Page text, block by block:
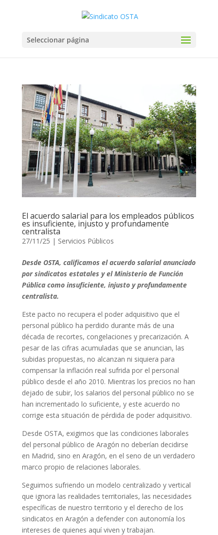
Seleccionar página
El acuerdo salarial para los empleados públicos
es insuficiente, injusto y profundamente
centralista
27/11/25 | Servicios Públicos
Desde OSTA, calificamos el acuerdo salarial anunciado
por sindicatos estatales y el Ministerio de Función
Pública como insuficiente, injusto y profundamente
centralista.
Este pacto no recupera el poder adquisitivo que el
personal público ha perdido durante más de una
década de recortes, congelaciones y precarización. A
pesar de las cifras acumuladas que se anuncian, las
subidas propuestas, no alcanzan ni siquiera para
compensar la inflación real sufrida por el personal
público desde el año 2010. Mientras los precios no han
dejado de subir, los salarios del personal público no se
han incrementado lo suficiente, y este acuerdo no
corrige esta situación de pérdida de poder adquisitivo.
Desde OSTA, exigimos que las condiciones laborales
del personal público de Aragón no deberían decidirse
en Madrid, sino en Aragón, en el seno de un verdadero
marco propio de relaciones laborales.
Seguimos sufriendo un modelo centralizado y vertical
que ignora las realidades territoriales, las necesidades
específicas de nuestro territorio y el derecho de los
sindicatos en Aragón a defender con autonomía los
intereses de quienes aquí viven y trabajan.